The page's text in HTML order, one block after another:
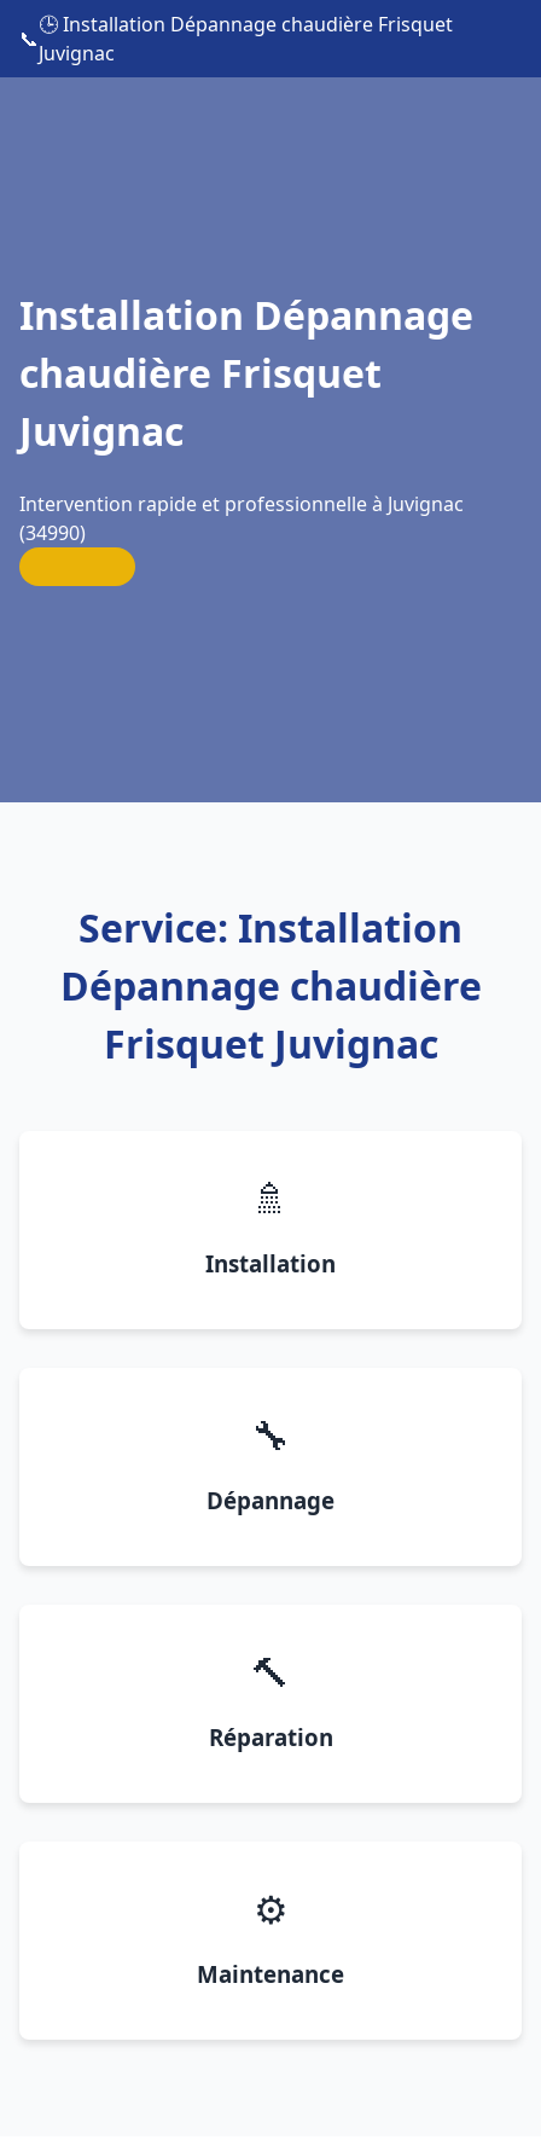
📞
🕒 Installation Dépannage chaudière Frisquet
Juvignac
Installation Dépannage
chaudière Frisquet
Juvignac
Intervention rapide et professionnelle à Juvignac
(34990)
Service: Installation
Dépannage chaudière
Frisquet Juvignac
🚿
Installation
🔧
Dépannage
🔨
Réparation
⚙️
Maintenance